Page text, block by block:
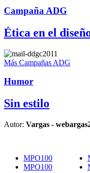
Campaña ADG
Ética en el
Más Campañas ADG
Humor
Sin estilo
Autor: Vargas -
MPO100
MPO100